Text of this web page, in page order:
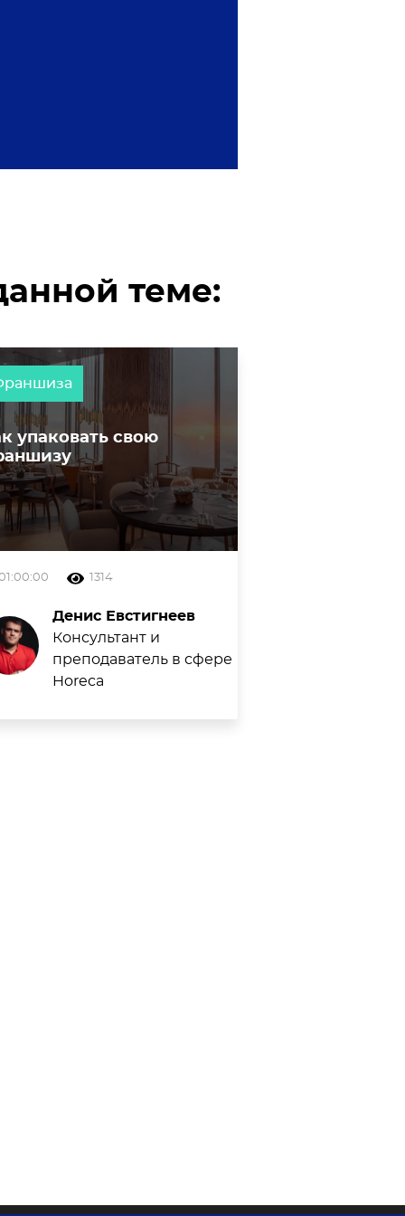
теме:
упаковать свою
1314
Денис Евстигнеев
Консультант и
преподаватель в сфере
Horeca